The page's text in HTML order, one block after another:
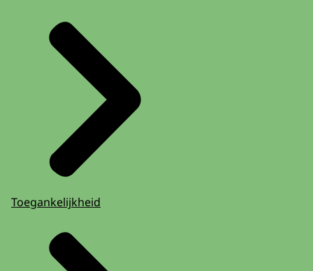
Toegankelijkheid